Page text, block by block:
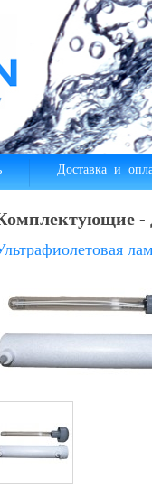
Доставка и
-